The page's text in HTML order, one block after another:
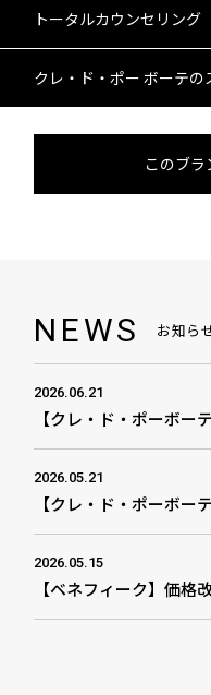
すべて
乳液
クリーム
メイク落とし・洗顔フォーム
ボディ
すべて
すべて
すべて
フェイスパウダー
リップ
リキッドルージュ
すべて
トータルカウンセリング
クレ・ド・ポー ボーテの
このブ
NEWS お知ら
2026.06.21
2026.05.21
2026.05.15
【ベネフィーク】価格